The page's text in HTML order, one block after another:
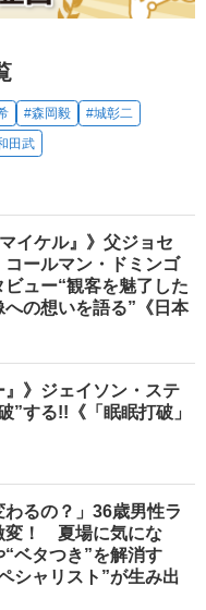
#森岡毅
#城彰二
田武
イケル』》父ジョセ
ールマン・ドミンゴ
ュー“観客を魅了した
の想いを語る”《日本
』》ジェイソン・ステ
”する!!《「眠眠打破」
わるの？」36歳男性ラ
変！ 夏場に気にな
ベタつき”を解消す
シャリスト”が生み出